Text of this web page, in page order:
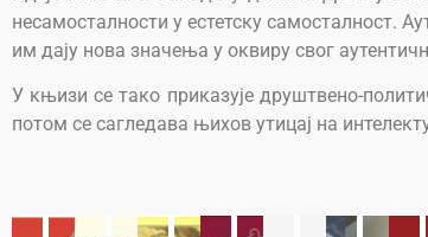
несамосталности у естетску самосталност.
им дају нова значења у оквиру свог
У књизи се тако приказује друштвено-
потом се сагледава њихов утицај на